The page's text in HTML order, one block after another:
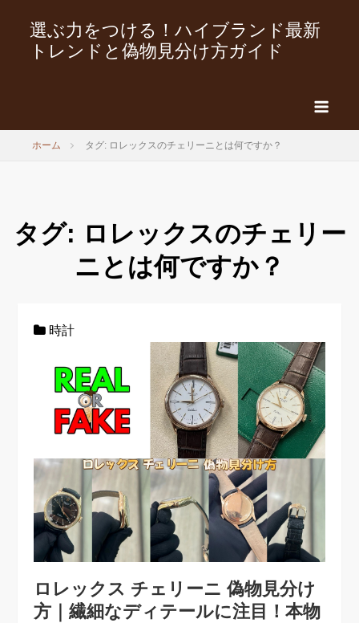
選ぶ力をつける！ハイブランド最新
トレンドと偽物見分け方ガイド
ホーム タグ: ロレックスのチェリーニとは何ですか？
タグ: ロレックスのチェリー
ニとは何ですか？
時計
ロレックス チェリーニ 偽物見分け
方｜繊細なディテールに注目！本物